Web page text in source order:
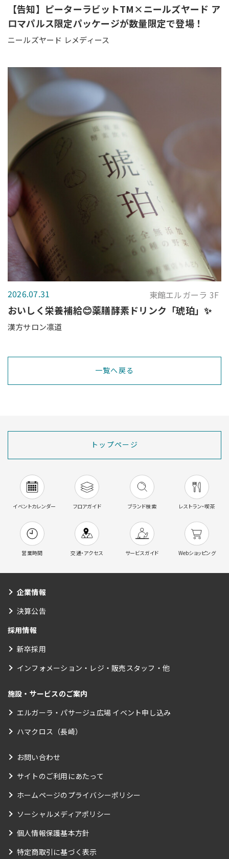
【告知】ピーターラビットTM×ニールズヤード ア
ロマパルス限定パッケージが数量限定で登場！
ニールズヤード レメディース
2026.07.31 東館エルガーラ 3F
おいしく栄養補給😊薬膳酵素ドリンク「琥珀」✨
漢方サロン凛道
一覧へ戻る
トップページ
イベントカレンダー フロアガイド ブランド検索 レストラン・喫茶
営業時間 交通・アクセス サービスガイド Webショッピング
企業情報
決算公告
採用情報
新卒採用
インフォメーション・レジ・販売スタッフ・他
施設・サービスのご案内
エルガーラ・パサージュ広場 イベント申し込み
ハマクロス（長崎）
お問い合わせ
サイトのご利用にあたって
ホームページのプライバシーポリシー
ソーシャルメディアポリシー
個人情報保護基本方針
特定商取引に基づく表示